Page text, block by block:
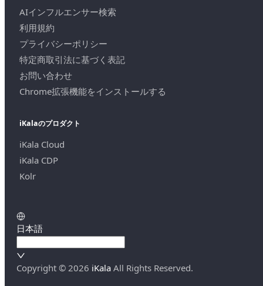
AIインフルエンサー検索
利用規約
プライバシーポリシー
特定商取引法に基づく表記
お問い合わせ
Chrome拡張機能をインストールする
iKalaのプロダクト
iKala Cloud
iKala CDP
Kolr
日本語
Copyright © 2026 iKala All Rights Reserved.